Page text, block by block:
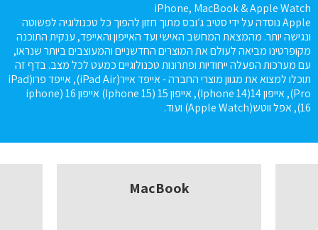
iPhone, MacBook & Apple Watch
Apple נוסדה על ידי סטיב ג׳ובס מתוך חזון להפוך כל טכנולוגיה לפשוטה
ונגישה יותר. מהמצאת המחשב האישי ועד האייפון והאייפד, ענקית התוכנה
מקופרטינו מביאה לעולם את המוצרים החדשניים והמעוצבים ביותר שנראו,
עם מערכות הפעלה ייחודיות ופתרונות טכנולוגיים כמעט לכל מצב. בדף זה
תוכלו למצוא את מגוון מוצרי החברה - אייפד אייר(iPad Air), אייפד פרו(iPad
Pro), אייפון 14(Iphone 14), אייפון 15 (Iphone 15) אייפון 16 (iphone
16), אפל ווטש(Apple Watch) ועוד.
MacBook